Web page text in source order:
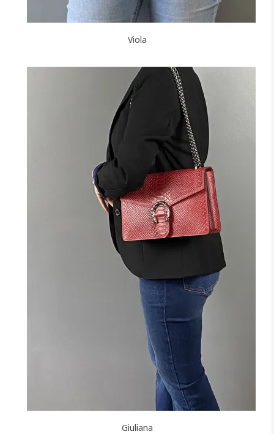
MARINEBORDEAUX
CAMEL
F
TAUPE
FONCÉ
+7
J'ajoute à mon panier !
Viola
Giuliana